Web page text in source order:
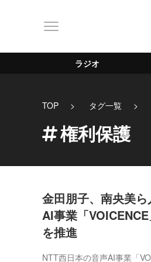
ラジオ
TOP タグ一覧
権利保護
金田朋子、南央美
AI事業「
を推進
NTT西日本の音声AI事業「